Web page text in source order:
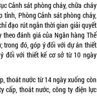
Cảnh sát phòng cháy, chữa cháy
tỉnh, Phòng Cảnh sát phòng cháy,
đạo rút ngắn thời gian giải quyết
đánh giá của Ngân hàng Thế
trong đó, góp ý đối với dự án thiết
đối với thiết kế cơ sở từ 10 ngày
thoát nước từ 14 ngày xuống còn
cấp, thoát nước, công ty điện lực